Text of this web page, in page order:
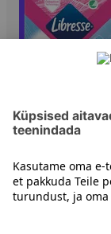
Pesukaitsed